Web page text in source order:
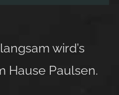
wird’s
Hause Paulsen.